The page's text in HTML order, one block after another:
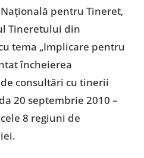
pentru Tineret,
Tineretului din
tema „Implicare pentru
încheierea
consultări cu tinerii
20 septembrie 2010 –
8 regiuni de